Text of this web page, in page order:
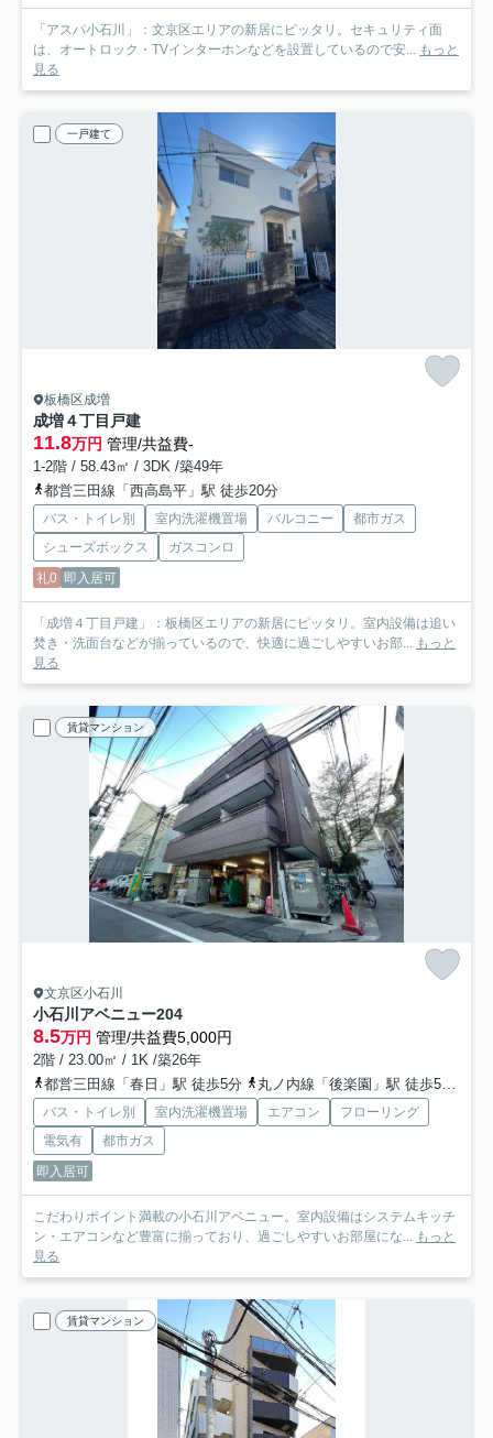
「アスパ小石川」：文京区エリアの新居にピッタリ。セキュリティ面
は、オートロック・TVインターホンなどを設置しているので安... もっと
見る
一戸建て
板橋区成増
成増４丁目戸建
11.8万円 管理/共益費-
1-2階 / 58.43㎡ / 3DK /築49年
都営三田線「西高島平」駅 徒歩20分
バス・トイレ別 室内洗濯機置場 バルコニー
都市ガス
シューズボックス
ガスコンロ
礼0 即入居可
「成増４丁目戸建」：板橋区エリアの新居にピッタリ。室内設備は追い
焚き・洗面台などが揃っているので、快適に過ごしやすいお部... もっと
見る
賃貸マンション
文京区小石川
小石川アベニュー204
8.5万円 管理/共益費5,000円
2階 / 23.00㎡ / 1K /築26年
都営三田線「春日」駅 徒歩5分
丸ノ内線「後楽園」駅 徒歩5分
バス・トイレ別 室内洗濯機置場 エアコン
フローリング
電気有
都市ガス
即入居可
こだわりポイント満載の小石川アベニュー。室内設備はシステムキッチ
ン・エアコンなど豊富に揃っており、過ごしやすいお部屋にな... もっと
見る
賃貸マンション